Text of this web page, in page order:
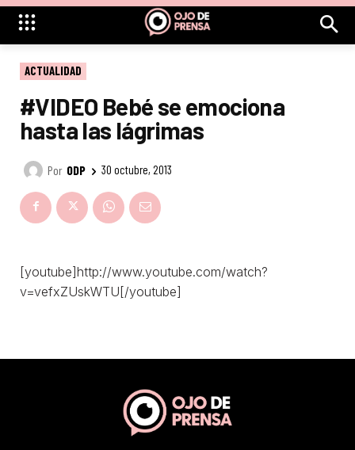
ACTUALIDAD
#VIDEO Bebé se emociona
hasta las lágrimas
Por ODP 30 octubre, 2013
[youtube]http://www.youtube.com/watch?
v=vefxZUskWTU[/youtube]